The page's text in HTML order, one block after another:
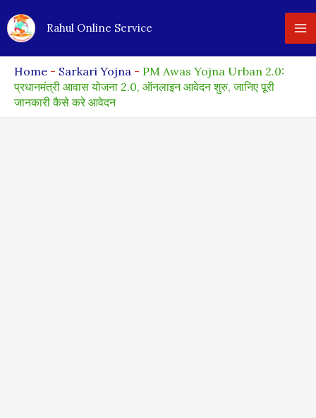
to
Rahul Online Service
Home - Sarkari Yojna - PM Awas Yojna Urban 2.0:
प्रधानमंत्री आवास योजना 2.0, ऑनलाइन आवेदन शुरु, जानिए पूरी
जानकारी कैसे करे आवेदन